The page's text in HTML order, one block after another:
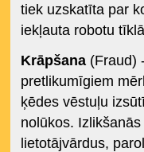
tiek uzskatīta par
iekļauta robotu
Krāpšana (Fraud)
pretlikumīgiem
ķēdes vēstuļu
nolūkos.
lietotājvārdus,